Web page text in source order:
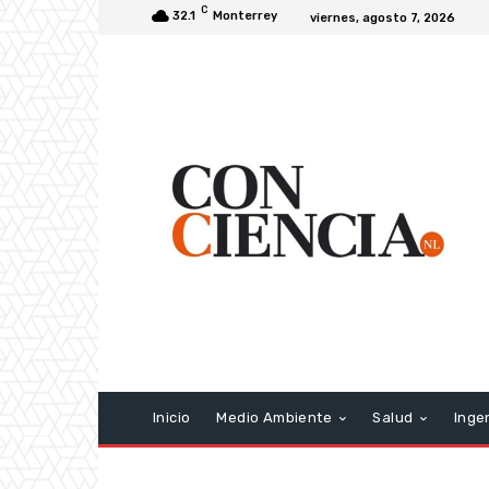
32.1 C Monterrey viernes, agosto 7, 2026
Inicio Medio Ambiente Salud